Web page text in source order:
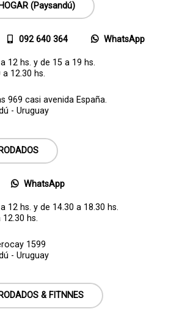
(Paysandú)
092 640 364 WhatsApp
12 hs. y de 15 a 19 hs.
12.30 hs.
969 casi avenida España.
- Uruguay
WhatsApp
12 hs. y de 14.30 a 18.30 hs.
hs.
1599
- Uruguay
& FITNNES